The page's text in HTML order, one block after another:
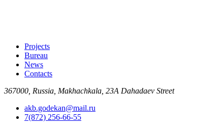
Projects
Bureau
News
Contacts
367000, Russia, Makhachkala, 23A Dahadaev Street
akb.godekan@mail.ru
7(872) 256-66-55